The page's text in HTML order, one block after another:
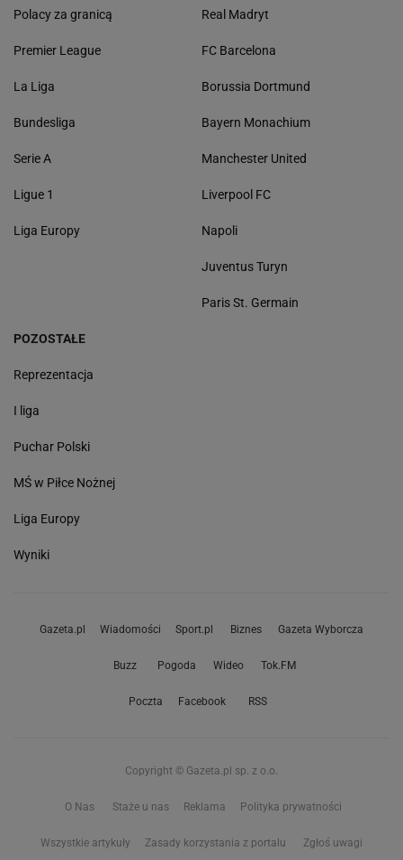
Polacy za granicą
Premier League
La Liga
Bundesliga
Serie A
Ligue 1
Liga Europy
Real Madryt
FC Barcelona
Borussia Dortmund
Bayern Monachium
Manchester United
Liverpool FC
Napoli
Juventus Turyn
Paris St. Germain
POZOSTAŁE
Reprezentacja
I liga
Puchar Polski
MŚ w Piłce Nożnej
Liga Europy
Wyniki
Gazeta.pl Wiadomości Sport.pl Biznes Gazeta Wyborcza
Buzz Pogoda Wideo Tok.FM
Poczta Facebook RSS
Copyright © Gazeta.pl sp. z o.o.
O Nas Staże u nas Reklama Polityka prywatności
Wszystkie artykuły Zasady korzystania z portalu Zgłoś uwagi